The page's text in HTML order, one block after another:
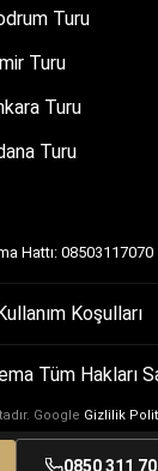
Turu
Turu
Turu
Turu
Hattı: 08503117070
Koşulları
Tüm Hakları
Google Gizlilik
0850 311